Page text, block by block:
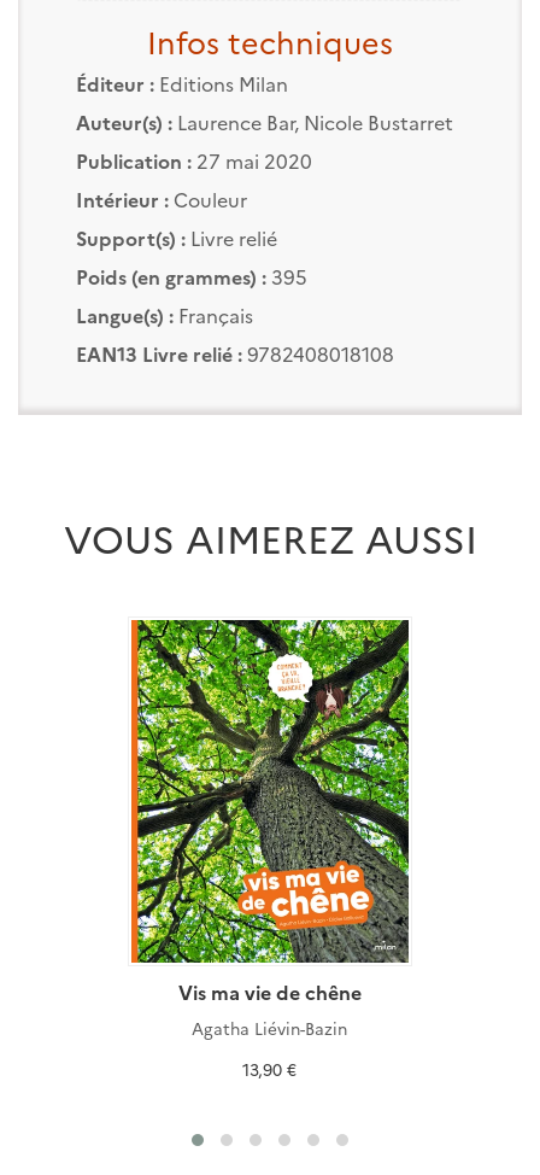
Infos techniques
Éditeur : Editions Milan
Auteur(s) : Laurence Bar, Nicole Bustarret
Publication :27 mai 2020
Intérieur :Couleur
Support(s) :Livre relié
Poids (en grammes) :395
Langue(s) :Français
EAN13 Livre relié :9782408018108
VOUS AIMEREZ AUSSI
Vis ma vie de chêne
Agatha Liévin-Bazin
13,90 €